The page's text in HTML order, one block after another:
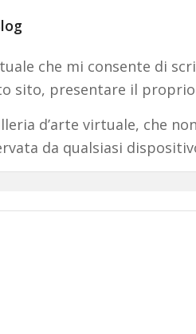
che mi consente di
sito, presentare il
d’arte virtuale, che
da qualsiasi